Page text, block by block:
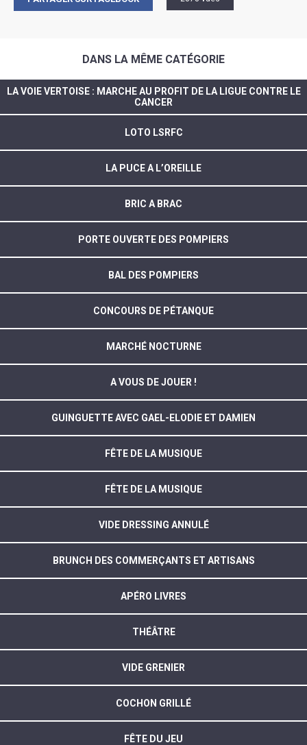
DANS LA MÊME CATÉGORIE
LA VOIE VERTOISE : MARCHE AU PROFIT DE LA LIGUE CONTRE LE
CANCER
LOTO LSRFC
LA PUCE A L’OREILLE
BRIC A BRAC
PORTE OUVERTE DES POMPIERS
BAL DES POMPIERS
CONCOURS DE PÉTANQUE
MARCHÉ NOCTURNE
A VOUS DE JOUER !
GUINGUETTE AVEC GAEL-ELODIE ET DAMIEN
FÊTE DE LA MUSIQUE
FÊTE DE LA MUSIQUE
VIDE DRESSING ANNULÉ
BRUNCH DES COMMERÇANTS ET ARTISANS
APÉRO LIVRES
THÉÂTRE
VIDE GRENIER
COCHON GRILLÉ
FÊTE DU JEU